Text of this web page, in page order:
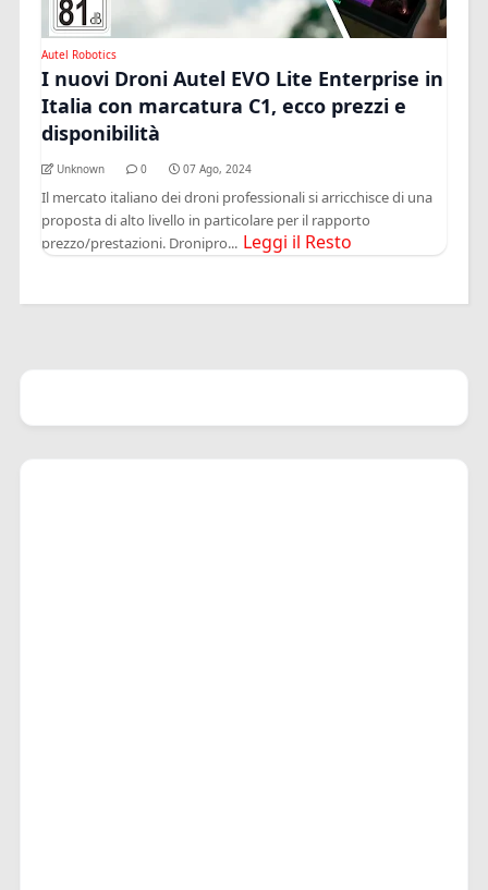
Autel Robotics
I nuovi Droni Autel EVO Lite Enterprise in
Italia con marcatura C1, ecco prezzi e
disponibilità
Unknown 0 07 Ago, 2024
Il mercato italiano dei droni professionali si arricchisce di una
proposta di alto livello in particolare per il rapporto
prezzo/prestazioni. Dronipro... Leggi il Resto